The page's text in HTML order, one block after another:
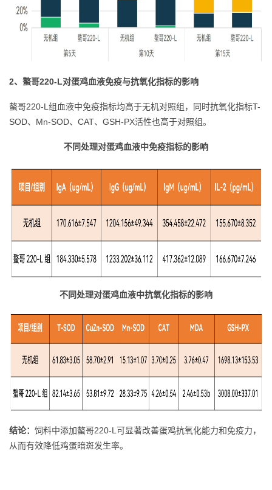
2、螯哥220-L对蛋鸡血液免疫与抗氧化指标的影响
螯哥220-L组血液中免疫指标均高于无机对照组，同时抗氧化指标T-
SOD、Mn-SOD、CAT、GSH-PX活性也高于对照组。
不同处理对蛋鸡血液中免疫指标的影响
不同处理对蛋鸡血液中抗氧化指标的影响
结论： 饲料中添加螯哥220-L可显著改善蛋鸡抗氧化能力和免疫力，
从而有效降低鸡蛋暗斑发生率。